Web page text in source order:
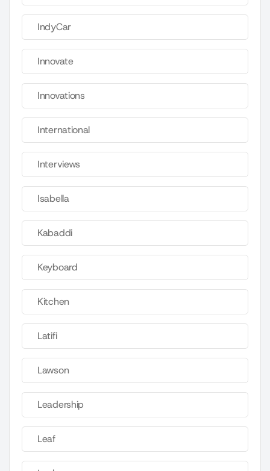
IndyCar
Innovate
Innovations
International
Interviews
Isabella
Kabaddi
Keyboard
Kitchen
Latifi
Lawson
Leadership
Leaf